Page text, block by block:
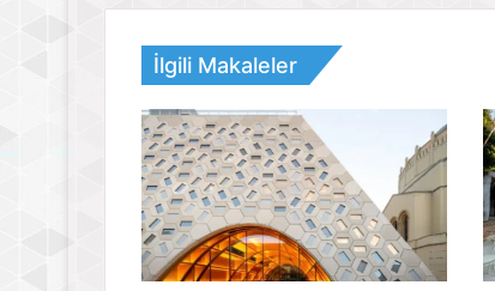
İlgili Makaleler